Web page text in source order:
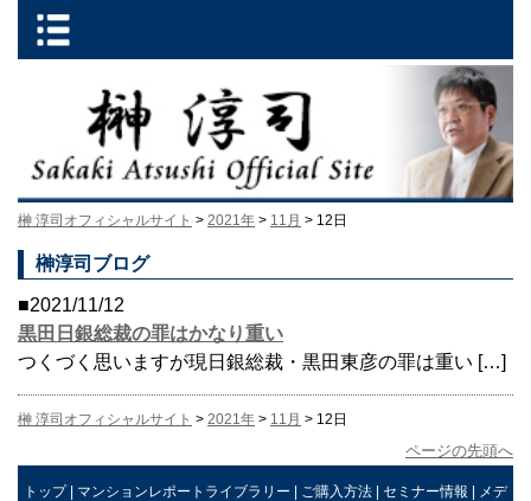
榊 淳司オフィシャルサイト > 2021年 > 11月 > 12日
榊淳司ブログ
■2021/11/12
黒田日銀総裁の罪はかなり重い
つくづく思いますが現日銀総裁・黒田東彦の罪は重い […]
榊 淳司オフィシャルサイト > 2021年 > 11月 > 12日
ページの先頭へ
トップ| マンションレポートライブラリー | ご購入方法 | セミナー情報 | メデ